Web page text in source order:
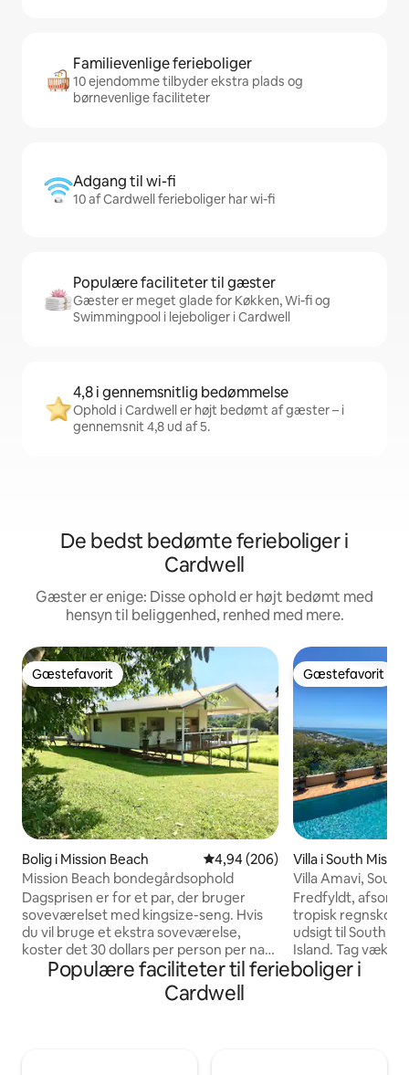
Familievenlige ferieboliger
10 ejendomme tilbyder ekstra plads og
børnevenlige faciliteter
Adgang til wi-fi
10 af Cardwell ferieboliger har wi-fi
Populære faciliteter til gæster
Gæster er meget glade for Køkken, Wi-fi og
Swimmingpool i lejeboliger i Cardwell
4,8 i gennemsnitlig bedømmelse
Ophold i Cardwell er højt bedømt af gæster – i
gennemsnit 4,8 ud af 5.
De bedst bedømte ferieboliger i
Cardwell
Gæster er enige: Disse ophold er højt bedømt med
hensyn til beliggenhed, renhed med mere.
Gæstefavorit
Gæstefavorit
Bolig i Mission Beach 4,94 ud af 5 i gennemsnitlig
4,94 (206)
Mission Beach bondegårdsophold
Dagsprisen er for et par, der bruger
soveværelset med kingsize-seng. Hvis
du vil bruge et ekstra soveværelse,
koster det 30 dollars per person per nat.
Book til prisen for ekstra personer.
Moderne hytte i traditionel
Queenslander-stil, kun få minutters
Gæstefavorit
Gæstefavorit
Villa i South
Villa Amavi, South
Fredfyldt,
tropisk regnskov
udsigt til South
Island. Tag væk
private
afslapning her
Populære faciliteter til ferieboliger i
Cardwell